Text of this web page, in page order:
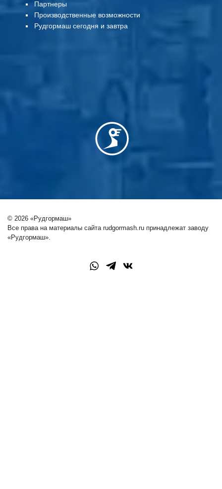
Партнеры
Производственные возможности
Рудгормаш сегодня и завтра
© 2026 «Рудгормаш»
Все права на материалы сайта rudgormash.ru принадлежат заводу
«Рудгормаш».